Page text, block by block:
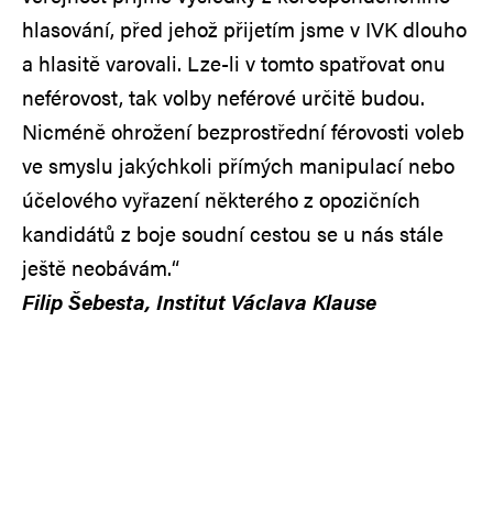
hlasování, před jehož přijetím jsme v IVK dlouho
a hlasitě varovali. Lze-li v tomto spatřovat onu
neférovost, tak volby neférové určitě budou.
Nicméně ohrožení bezprostřední férovosti voleb
ve smyslu jakýchkoli přímých manipulací nebo
účelového vyřazení některého z opozičních
kandidátů z boje soudní cestou se u nás stále
ještě neobávám.“
Filip Šebesta, Institut Václava Klause